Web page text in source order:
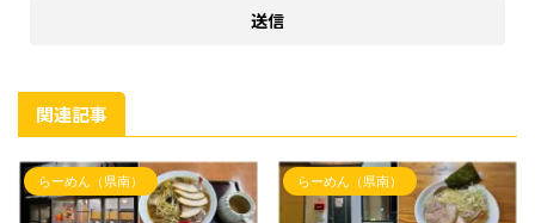
関連記事
らーめん（県南） らーめん（県南）